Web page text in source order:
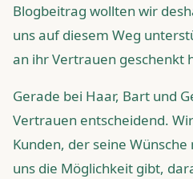
Blogbeitrag wollten wir
uns auf diesem Weg
an ihr Vertrauen geschenkt
Gerade bei Haar, Bart und
Vertrauen entscheidend.
Kunden, der seine
uns die Möglichkeit gibt,